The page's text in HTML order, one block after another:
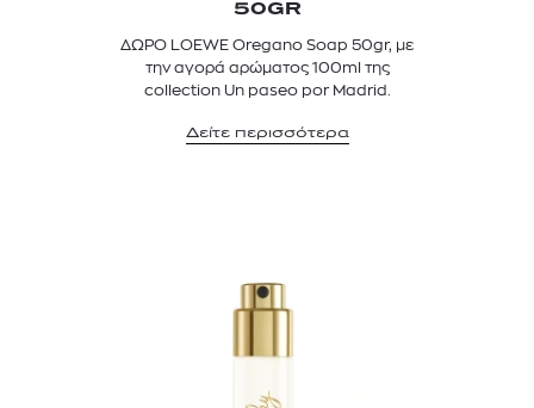
50GR
ΔΩΡΟ LOEWE Oregano Soap 50gr, με
την αγορά αρώματος 100ml της
collection Un paseo por Madrid.
Δείτε περισσότερα